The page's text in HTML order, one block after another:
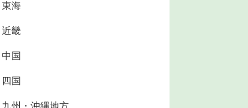
東海
近畿
中国
四国
九州・沖縄地方